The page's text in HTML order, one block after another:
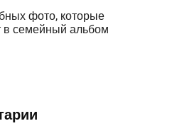
фото, которые
в семейный альбом